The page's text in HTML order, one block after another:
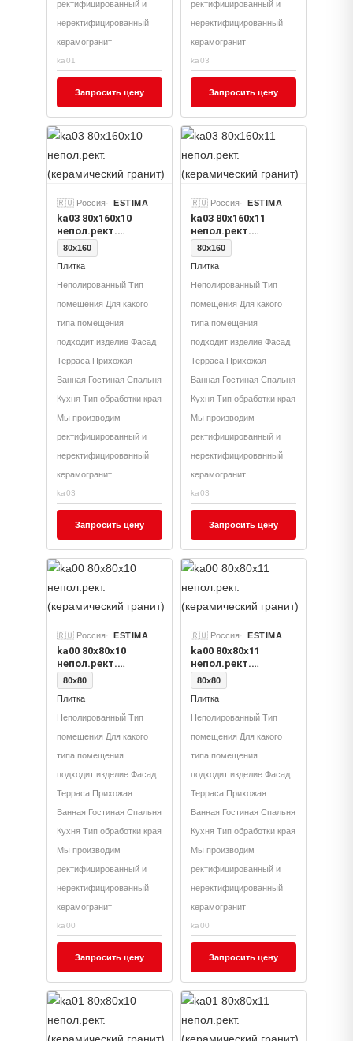
ректифицированный и
неректифицированный
керамогранит
ka01
Запросить цену
ректифицированный и
неректифицированный
керамогранит
ka03
Запросить цену
🇷🇺 Россия ESTIMA
ka03 80x160x10
непол.рект.
(керамический
гранит)
80x160
Плитка
Неполированный Тип
помещения Для какого
типа помещения
подходит изделие Фасад
Терраса Прихожая
Ванная Гостиная Спальня
Кухня Тип обработки края
Мы производим
ректифицированный и
неректифицированный
керамогранит
ka03
Запросить цену
🇷🇺 Россия ESTIMA
ka03 80x160x11
непол.рект.
(керамический
гранит)
80x160
Плитка
Неполированный Тип
помещения Для какого
типа помещения
подходит изделие Фасад
Терраса Прихожая
Ванная Гостиная Спальня
Кухня Тип обработки края
Мы производим
ректифицированный и
неректифицированный
керамогранит
ka03
Запросить цену
🇷🇺 Россия ESTIMA
ka00 80x80x10
непол.рект.
(керамический
гранит)
80x80
Плитка
Неполированный Тип
помещения Для какого
типа помещения
подходит изделие Фасад
Терраса Прихожая
Ванная Гостиная Спальня
Кухня Тип обработки края
Мы производим
ректифицированный и
неректифицированный
керамогранит
ka00
Запросить цену
🇷🇺 Россия ESTIMA
ka00 80x80x11
непол.рект.
(керамический
гранит)
80x80
Плитка
Неполированный Тип
помещения Для какого
типа помещения
подходит изделие Фасад
Терраса Прихожая
Ванная Гостиная Спальня
Кухня Тип обработки края
Мы производим
ректифицированный и
неректифицированный
керамогранит
ka00
Запросить цену